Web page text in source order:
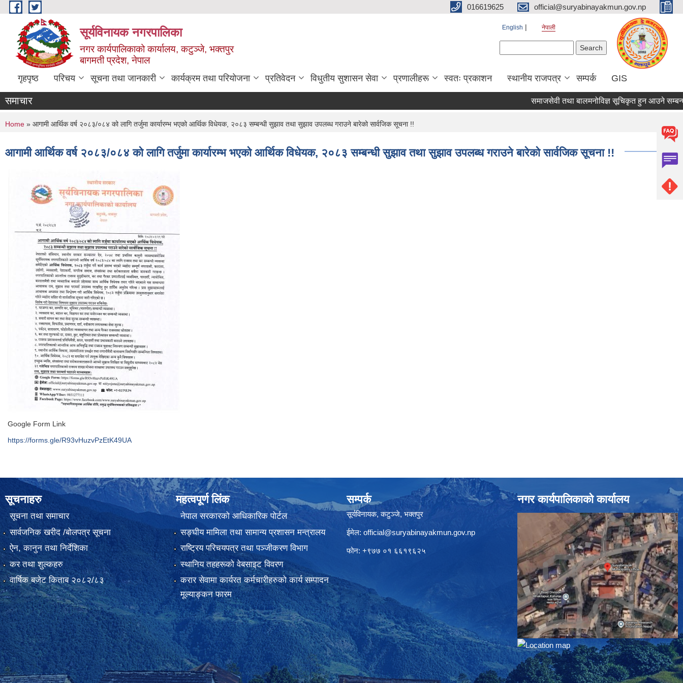
Skip to main content 016619625 official@suryabinayakmun.gov.np
सूर्यविनायक नगरपालिका
नगर कार्यपालिकाको कार्यालय, कटुञ्जे, भक्तपुर
बागमती प्रदेश, नेपाल
English नेपाली
गृहपृष्ठ परिचय सूचना तथा जानकारी कार्यक्रम तथा परियोजना प्रतिवेदन विधुतीय सुशासन सेवा प्रणालीहरू स्वतः प्रकाशन स्थानीय राजपत्र सम्पर्क GIS
समाचार समाजसेवी तथा बालमनोविज्ञ सूचिकृत हुन आउने सम्बन्धी
You are here
Home » आगामी आर्थिक वर्ष २०८३/०८४ को लागि तर्जुमा कार्यारम्भ भएको आर्थिक विधेयक, २०८३ सम्बन्धी सुझाव तथा सुझाव उपलब्ध गराउने बारेको सार्वजिक सूचना !!
आगामी आर्थिक वर्ष २०८३/०८४ को लागि तर्जुमा कार्यारम्भ भएको आर्थिक विधेयक, २०८३ सम्बन्धी सुझाव तथा सुझाव उपलब्ध गराउने बारेको सार्वजिक सूचना !!
Google Form Link
https://forms.gle/R93vHuzvPzEtK49UA
सूचनाहरु
सूचना तथा समाचार
सार्वजनिक खरीद /बोलपत्र सूचना
ऐन, कानुन तथा निर्देशिका
कर तथा शुल्कहरु
वार्षिक बजेट किताब २०८२/८३
महत्वपूर्ण लिंक
नेपाल सरकारको आधिकारिक पोर्टल
सङ्‍घीय मामिला तथा सामान्य प्रशासन मन्त्रालय
राष्ट्रिय परिचयपत्र तथा पञ्जीकरण विभाग
स्थानिय तहहरूको वेबसाइट विवरण
करार सेवामा कार्यरत कर्मचारीहरुको कार्य सम्पादन
मूल्याङ्कन फारम
सम्पर्क
सूर्यविनायक, कटुञ्जे, भक्तपुर
ईमेल: official@suryabinayakmun.gov.np
फोन: +९७७ ०१ ६६१९६२५
नगर कार्यपालिकाको कार्यालय